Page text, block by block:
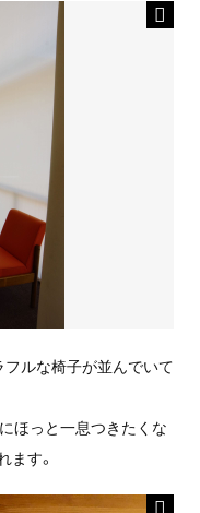
ルな椅子が並んでいて
ほっと一息つきたくな
す。